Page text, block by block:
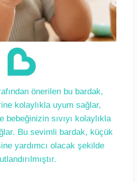
önerilen bu bardak,
kolaylıkla uyum sağlar,
bebeğinizin sıvıyı kolaylıkla
Bu sevimli bardak, küçük
yardımcı olacak şekilde